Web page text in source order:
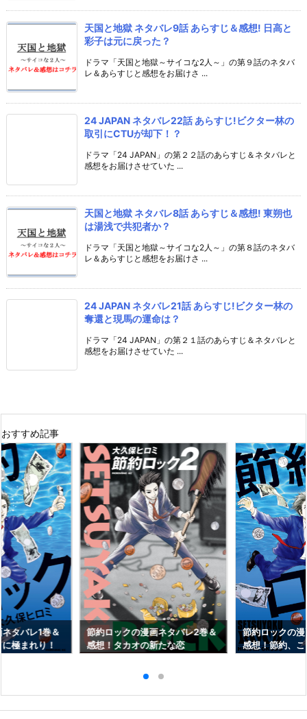
天国と地獄 ネタバレ9話 あらすじ＆感想! 日高と
彩子は元に戻った？
ドラマ「天国と地獄～サイコな2人～」の第９話のネタバ
レ＆あらすじと感想をお届けさ ...
24 JAPAN ネタバレ22話 あらすじ!ビクター林の
取引にCTUが却下！？
ドラマ「24 JAPAN」の第２２話のあらすじ＆ネタバレと
感想をお届けさせていた ...
天国と地獄 ネタバレ8話 あらすじ＆感想! 東朔也
は湯浅で共犯者か？
ドラマ「天国と地獄～サイコな2人～」の第８話のネタバ
レ＆あらすじと感想をお届けさ ...
24 JAPAN ネタバレ21話 あらすじ!ビクター林の
奪還と現馬の運命は？
ドラマ「24 JAPAN」の第２１話のあらすじ＆ネタバレと
感想をお届けさせていた ...
おすすめ記事
タバレ1巻＆
極まれり！
節約ロックの漫画ネタバレ2巻＆
感想！タカオの新たな恋
節約ロックの
感想！節約、